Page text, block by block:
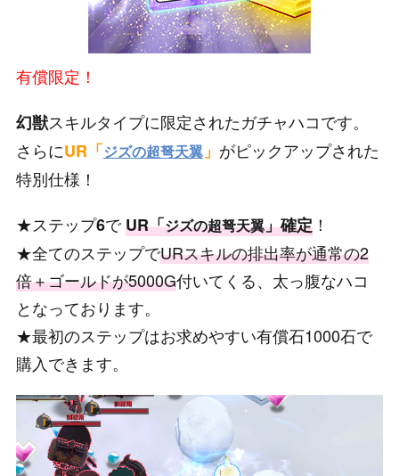
有償限定！
幻獣スキルタイプに限定されたガチャハコです。
さらにUR「ジズの超弩天翼」 がピックアップされた
特別仕様！
★ステップ6でUR「ジズの超弩天翼」確定！
★全てのステップでURスキルの排出率が通常の2
倍＋ゴールドが5000G付いてくる、太っ腹なハコ
となっております。
★最初のステップはお求めやすい有償石1000石で
購入できます。